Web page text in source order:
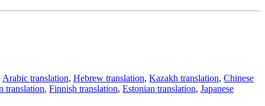
Arabic translation, Hebrew translation, Kazakh translation, Chinese
translation, Finnish translation, Estonian translation, Japanese